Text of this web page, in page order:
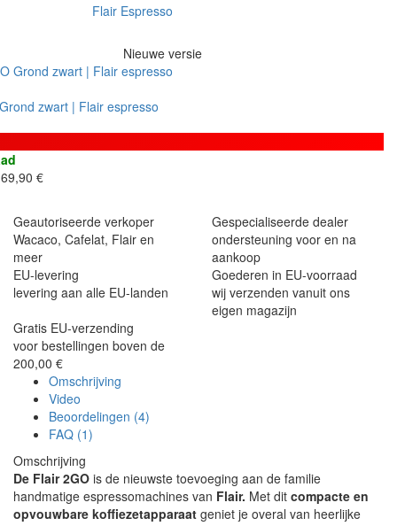
Flair Espresso
Nieuwe versie
zwart | Flair espresso
€
Geautoriseerde verkoper
Wacaco, Cafelat, Flair en
meer
Gespecialiseerde dealer
ondersteuning voor en na
aankoop
EU-levering
levering aan alle EU-landen
Goederen in EU-voorraad
wij verzenden vanuit ons
eigen magazijn
Gratis EU-verzending
voor bestellingen boven de
200,00 €
Omschrijving
Video
Beoordelingen (4)
FAQ (1)
Omschrijving
De Flair 2GO is de nieuwste toevoeging aan de familie
handmatige espressomachines van Flair. Met dit compacte en
opvouwbare koffiezetapparaat geniet je overal van heerlijke